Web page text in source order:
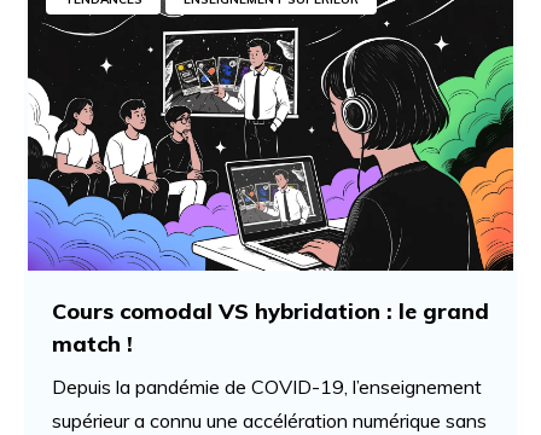
Cours comodal VS hybridation : le grand
match !
Depuis la pandémie de COVID-19, l’enseignement
supérieur a connu une accélération numérique sans